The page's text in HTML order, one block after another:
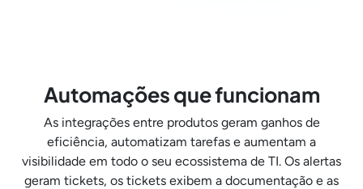
Automações que funcionam
As integrações entre produtos geram ganhos de
eficiência, automatizam tarefas e aumentam a
visibilidade em todo o seu ecossistema de TI. Os alertas
geram tickets, os tickets exibem a documentação e as